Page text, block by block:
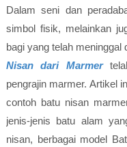
Dalam seni dan
simbol fisik, melainkan
bagi yang telah
Nisan dari Marmer
pengrajin marmer. Artikel
contoh batu nisan
jenis-jenis batu alam
nisan, berbagai model